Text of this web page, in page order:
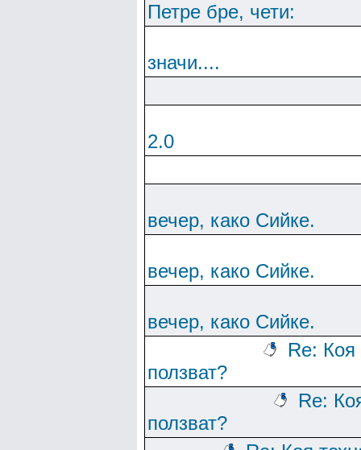
Петре бре, чети:
значи....
2.0
вечер, како Сийке.
вечер, како Сийке.
вечер, како Сийке.
Re: Коя
ползват?
Re:
ползват?